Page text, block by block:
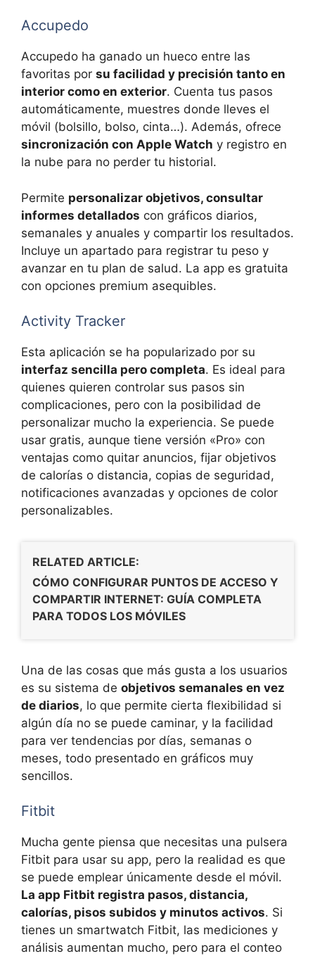
Accupedo
Accupedo ha ganado un hueco entre las
favoritas por su facilidad y precisión tanto en
interior como en exterior. Cuenta tus pasos
automáticamente, muestres donde lleves el
móvil (bolsillo, bolso, cinta…). Además, ofrece
sincronización con Apple Watch y registro en
la nube para no perder tu historial.
Permite personalizar objetivos, consultar
informes detallados con gráficos diarios,
semanales y anuales y compartir los resultados.
Incluye un apartado para registrar tu peso y
avanzar en tu plan de salud. La app es gratuita
con opciones premium asequibles.
Activity Tracker
Esta aplicación se ha popularizado por su
interfaz sencilla pero completa. Es ideal para
quienes quieren controlar sus pasos sin
complicaciones, pero con la posibilidad de
personalizar mucho la experiencia. Se puede
usar gratis, aunque tiene versión «Pro» con
ventajas como quitar anuncios, fijar objetivos
de calorías o distancia, copias de seguridad,
notificaciones avanzadas y opciones de color
personalizables.
RELATED ARTICLE:
CÓMO CONFIGURAR PUNTOS DE ACCESO Y
COMPARTIR INTERNET: GUÍA COMPLETA
PARA TODOS LOS MÓVILES
Una de las cosas que más gusta a los usuarios
es su sistema de objetivos semanales en vez
de diarios, lo que permite cierta flexibilidad si
algún día no se puede caminar, y la facilidad
para ver tendencias por días, semanas o
meses, todo presentado en gráficos muy
sencillos.
Fitbit
Mucha gente piensa que necesitas una pulsera
Fitbit para usar su app, pero la realidad es que
se puede emplear únicamente desde el móvil.
La app Fitbit registra pasos, distancia,
calorías, pisos subidos y minutos activos. Si
tienes un smartwatch Fitbit, las mediciones y
análisis aumentan mucho, pero para el conteo